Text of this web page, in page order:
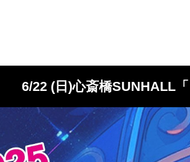
6/22 (日)心斎橋SUNHALL